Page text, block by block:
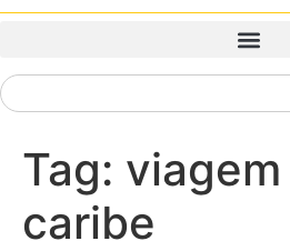
Tag:
caribe